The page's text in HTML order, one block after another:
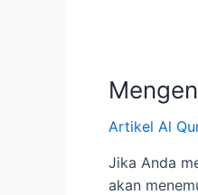
Artikel Al
Jika Anda
akan